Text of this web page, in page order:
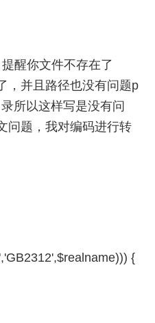
醒你文件不存在了
，并且路径也没有问题p
所以这样写是没有问
问题，我对编码进行转
{